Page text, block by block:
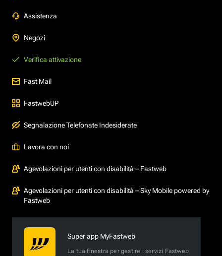
Assistenza
Negozi
Verifica attivazione
Fast Mail
FastwebUP
Segnalazione Telefonate Indesiderate
Lavora con noi
Agevolazioni per utenti con disabilità – Fastweb
Agevolazioni per utenti con disabilità – Sky Mobile powered by
Fastweb
Super app MyFastweb
La tua finestra per gestire i servizi Fastweb